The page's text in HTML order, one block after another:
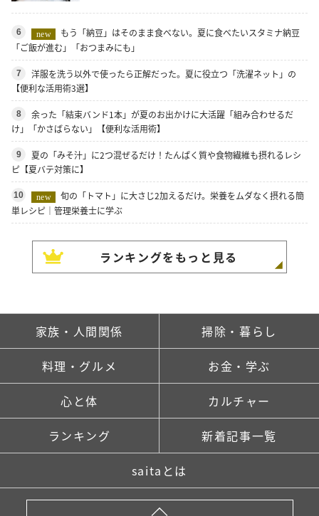
6 new
もう「納豆」はそのまま食べない。夏に食べたいスタミナ納豆
「ご飯が進む」「おつまみにも」
7
洋服を洗う以外で使ったら正解だった。夏に役立つ「洗濯ネット」の
【便利な活用術3選】
8
余った「結束バンド1本」が夏のお出かけに大活躍「組み合わせるだ
け」「かさばらない」【便利な活用術】
9
夏の「みそ汁」に2つ混ぜるだけ！たんぱく質や食物繊維も摂れるレシ
ピ【夏バテ対策に】
10 new
旬の「トマト」に大さじ2加えるだけ。栄養をムダなく摂れる簡
単レシピ｜管理栄養士に学ぶ
ランキングをもっと見る
家族・人間関係 掃除・暮らし
料理・グルメ お金・学ぶ
心と体 カルチャー
ランキング 新着記事一覧
saitaとは